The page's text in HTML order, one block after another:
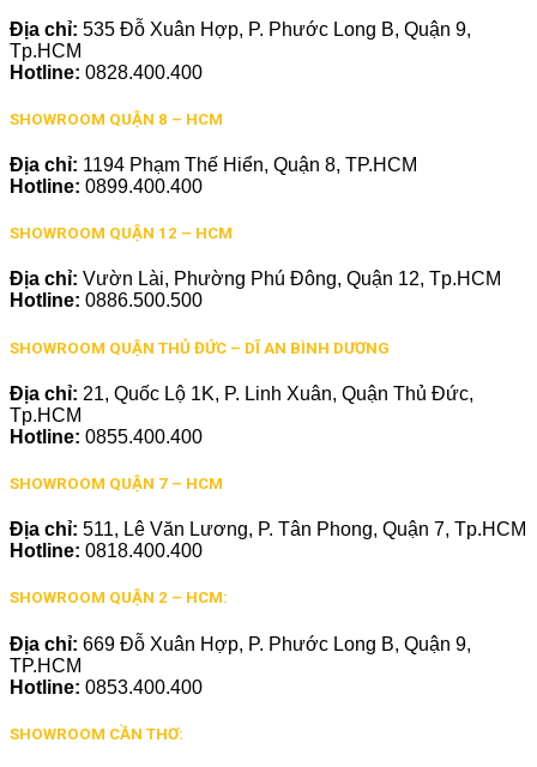
Địa chỉ: 535 Đỗ Xuân Hợp, P. Phước Long B, Quận 9,
Tp.HCM
Hotline: 0828.400.400
SHOWROOM QUẬN 8 – HCM
Địa chỉ: 1194 Phạm Thế Hiển, Quận 8, TP.HCM
Hotline: 0899.400.400
SHOWROOM QUẬN 12 – HCM
Địa chỉ: Vườn Lài, Phường Phú Đông, Quận 12, Tp.HCM
Hotline: 0886.500.500
SHOWROOM QUẬN THỦ ĐỨC – DĨ AN BÌNH DƯƠNG
Địa chỉ: 21, Quốc Lộ 1K, P. Linh Xuân, Quận Thủ Đức,
Tp.HCM
Hotline: 0855.400.400
SHOWROOM QUẬN 7 – HCM
Địa chỉ: 511, Lê Văn Lương, P. Tân Phong, Quận 7, Tp.HCM
Hotline: 0818.400.400
SHOWROOM QUẬN 2 – HCM:
Địa chỉ: 669 Đỗ Xuân Hợp, P. Phước Long B, Quận 9,
TP.HCM
Hotline: 0853.400.400
SHOWROOM CẦN THƠ: